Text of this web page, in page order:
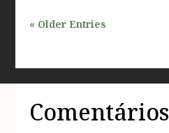
« Older Entries
Comentários